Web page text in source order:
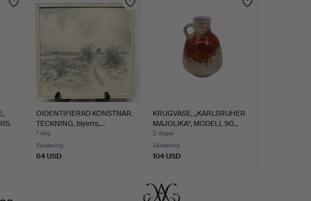
OIDENTIFIERAD KONSTNÄR.
TECKNING, blyerts,…
1 dag
Värdering
64 USD
KRUGVASE, „KARLSRUHER
MAJOLIKA“, MODELL 90…
2 dagar
Värdering
104 USD